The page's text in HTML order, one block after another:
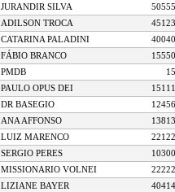
JURANDIR SILVA
ADILSON TROCA
CATARINA PALADINI
FÁBIO BRANCO
PMDB
PAULO OPUS DEI
DR BASEGIO
ANA AFFONSO
LUIZ MARENCO
SERGIO PERES
MISSIONARIO VOLNEI
LIZIANE BAYER